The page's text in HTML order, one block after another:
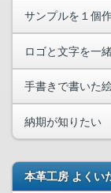
サンプルを１個
ロゴと文字を一
手書きで書いた
納期が知りたい
本革工房 よくい